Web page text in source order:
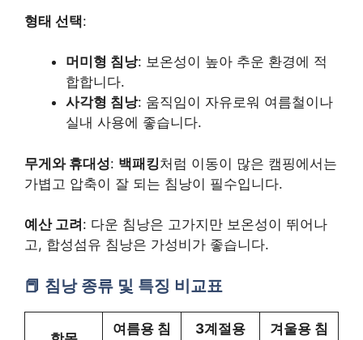
형태 선택:
머미형 침낭: 보온성이 높아 추운 환경에 적
합합니다.
사각형 침낭: 움직임이 자유로워 여름철이나
실내 사용에 좋습니다.
무게와 휴대성: 백패킹처럼 이동이 많은 캠핑에서는
가볍고 압축이 잘 되는 침낭이 필수입니다.
예산 고려 : 다운 침낭은 고가지만 보온성이 뛰어나
고, 합성섬유 침낭은 가성비가 좋습니다.
침낭 종류 및 특징 비교표
여름용 침
3계절용
겨울용 침